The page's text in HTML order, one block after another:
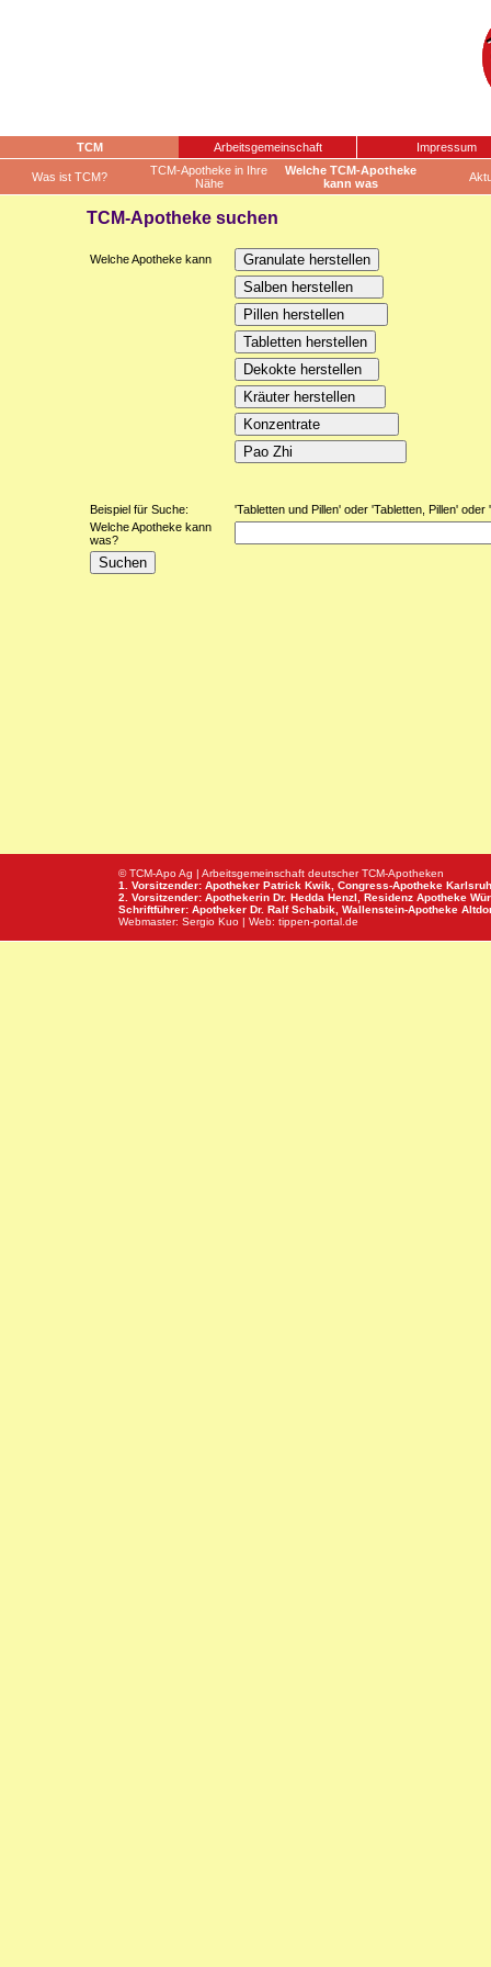
TCM Arbeitsgemeinschaft Impressum
Was ist TCM?
TCM-Apotheke in Ihre
Nähe
Welche TCM-Apotheke
kann was
TCM-Apotheke suchen
Welche Apotheke kann
Beispiel für Suche:
'Tabletten und Pillen' oder 'Tabletten, Pillen'
Welche Apotheke kann
was?
© TCM-Apo Ag | Arbeitsgemeinschaft deutscher TCM-Apotheken
1. Vorsitzender: Apotheker Patrick Kwik, Congress-Apotheke
2. Vorsitzender: Apothekerin Dr. Hedda Henzl, Residenz Apotheke
Schriftführer: Apotheker Dr. Ralf Schabik, Wallenstein-Apotheke
Webmaster: Sergio Kuo | Web: tippen-portal.de